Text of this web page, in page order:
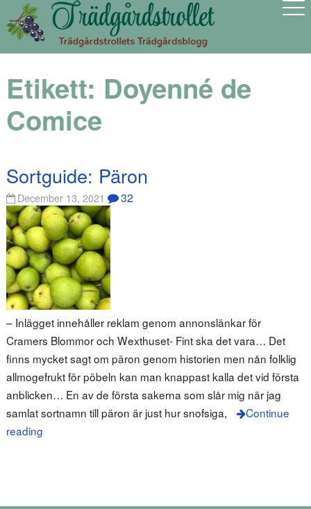
Etikett: Doyenné de
Comice
Sortguide: Päron
December 13, 2021 32
– Inlägget innehåller reklam genom annonslänkar för
Cramers Blommor och Wexthuset- Fint ska det vara… Det
finns mycket sagt om päron genom historien men nån folklig
allmogefrukt för pöbeln kan man knappast kalla det vid första
anblicken… En av de första sakerna som slår mig när jag
samlat sortnamn till päron är just hur snofsiga,
Continue
reading